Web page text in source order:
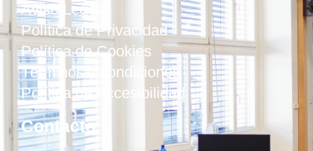
Aviso Legal
Política de Privacidad
Política de Cookies
Términos y condiciones
Política de Accesibilidad
Contacto